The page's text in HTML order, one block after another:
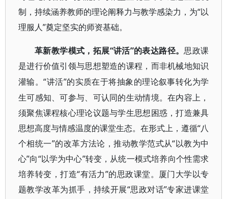
制，持续涵养教师的理论阐释力与教学感染力，为“以
理服人”奠定坚实的师资基础。
革新教学模式，拓展“讲活”的表达路径。思政课
是进行价值引领与思想塑造的课程，而非机械地知识
灌输。“讲活”的实质在于将抽象的理论叙事转化为学
生可感知、可参与、可认同的生动情境。在内容上，
须聚焦课程核心理论议题与学生思想困惑，打造兼具
思想高度与情感温度的课堂生态。在形式上，遵循“八
个相统一”的改革方法论，推动教学范式从“以教为中
心”向“以学为中心”转变，从统一模式培养向个性需求
培养转变，打造“有活力”的思政课堂。厦门大学以专
题教学改革为抓手，持续开展“思政对话”专家进课堂